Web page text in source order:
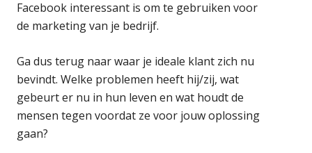
Facebook interessant is om te gebruiken voor
de marketing van je bedrijf.
Ga dus terug naar waar je ideale klant zich nu
bevindt. Welke problemen heeft hij/zij, wat
gebeurt er nu in hun leven en wat houdt de
mensen tegen voordat ze voor jouw oplossing
gaan?